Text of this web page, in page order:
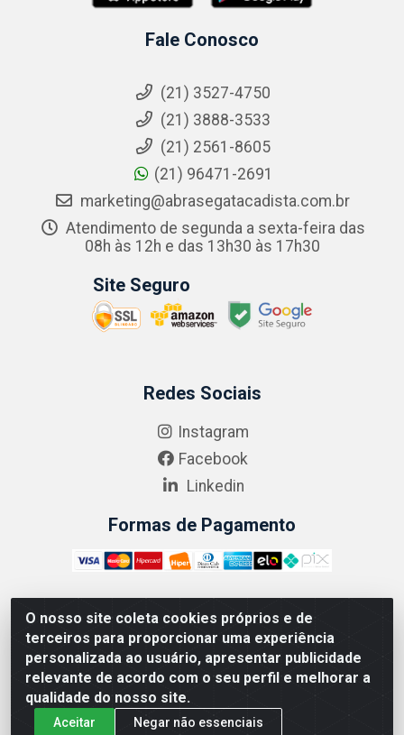
O nosso site coleta cookies próprios e de
terceiros para proporcionar uma experiência
personalizada ao usuário, apresentar publicidade
relevante de acordo com o seu perfil e melhorar a
qualidade do nosso site.
Aceitar Negar não essenciais
Fale Conosco
(21) 3527-4750
(21) 3888-3533
(21) 2561-8605
(21) 96471-2691
marketing@abrasegatacadista.com.br
Atendimento de segunda a sexta-feira das
08h às 12h e das 13h30 às 17h30
Site Seguro
Redes Sociais
Instagram
Facebook
Linkedin
Formas de Pagamento
ABRASEG COMÉRCIO ATACADISTA LTDA - CNPJ:
10.894.768/0001-00 - Avenida Lobo Júnior, 1045 -
Penha Circular - Rio de Janeiro - RJ - CEP 21020-124